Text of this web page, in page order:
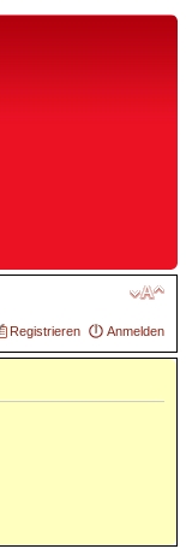
Registrieren Anmelden